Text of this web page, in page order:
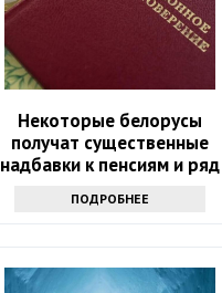
Некоторые белорусы
получат существенные
надбавки к пенсиям и ряд
ПОДРОБНЕЕ